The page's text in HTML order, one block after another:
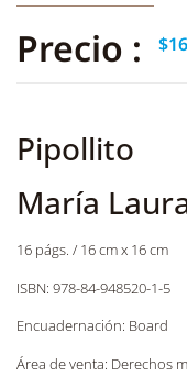
Precio : $
Pipollito
María
16 págs. / 16 cm x 16 cm
ISBN: 978-84-948520-1-5
Encuadernación: Board
Área de venta: Derechos